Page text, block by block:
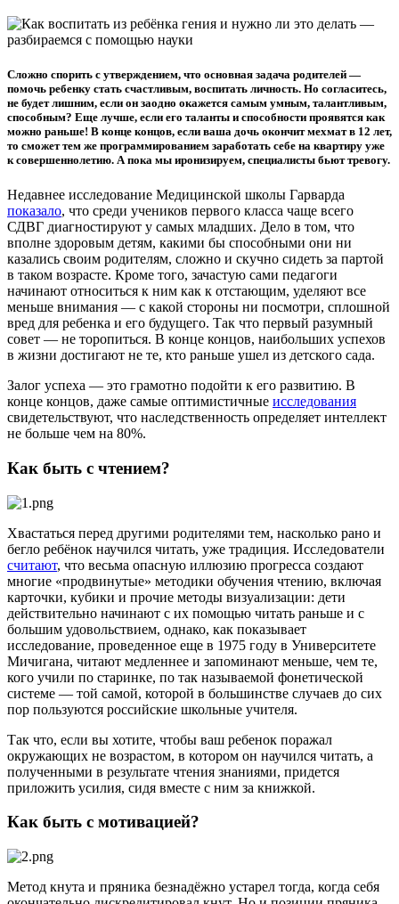
Сложно спорить с утверждением, что основная задача родителей —
помочь ребенку стать счастливым, воспитать личность. Но согласитесь,
не будет лишним, если он заодно окажется самым умным, талантливым,
способным? Еще лучше, если его таланты и способности проявятся как
можно раньше! В конце концов, если ваша дочь окончит мехмат в 12 лет,
то сможет тем же программированием заработать себе на квартиру уже
к совершеннолетию. А пока мы иронизируем, специалисты бьют тревогу.
Недавнее исследование Медицинской школы Гарварда
показало, что среди учеников первого класса чаще всего
СДВГ диагностируют у самых младших. Дело в том, что
вполне здоровым детям, какими бы способными они ни
казались своим родителям, сложно и скучно сидеть за партой
в таком возрасте. Кроме того, зачастую сами педагоги
начинают относиться к ним как к отстающим, уделяют все
меньше внимания — с какой стороны ни посмотри, сплошной
вред для ребенка и его будущего. Так что первый разумный
совет — не торопиться. В конце концов, наибольших успехов
в жизни достигают не те, кто раньше ушел из детского сада.
Залог успеха — это грамотно подойти к его развитию. В
конце концов, даже самые оптимистичные исследования
свидетельствуют, что наследственность определяет интеллект
не больше чем на 80%.
Как быть с чтением?
Хвастаться перед другими родителями тем, насколько рано и
бегло ребёнок научился читать, уже традиция. Исследователи
считают, что весьма опасную иллюзию прогресса создают
многие «продвинутые» методики обучения чтению, включая
карточки, кубики и прочие методы визуализации: дети
действительно начинают с их помощью читать раньше и с
большим удовольствием, однако, как показывает
исследование, проведенное еще в 1975 году в Университете
Мичигана, читают медленнее и запоминают меньше, чем те,
кого учили по старинке, по так называемой фонетической
системе — той самой, которой в большинстве случаев до сих
пор пользуются российские школьные учителя.
Так что, если вы хотите, чтобы ваш ребенок поражал
окружающих не возрастом, в котором он научился читать, а
полученными в результате чтения знаниями, придется
приложить усилия, сидя вместе с ним за книжкой.
Как быть с мотивацией?
Метод кнута и пряника безнадёжно устарел тогда, когда себя